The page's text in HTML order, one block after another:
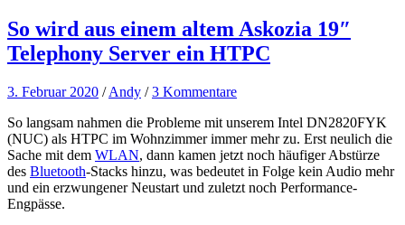
So wird aus einem altem Askozia 19″
Telephony Server ein HTPC
3. Februar 2020 /Andy /3 Kommentare
So langsam nahmen die Probleme mit unserem Intel DN2820FYK
(NUC) als HTPC im Wohnzimmer immer mehr zu. Erst neulich die
Sache mit dem WLAN, dann kamen jetzt noch häufiger Abstürze
des Bluetooth-Stacks hinzu, was bedeutet in Folge kein Audio mehr
und ein erzwungener Neustart und zuletzt noch Performance-
Engpässe.